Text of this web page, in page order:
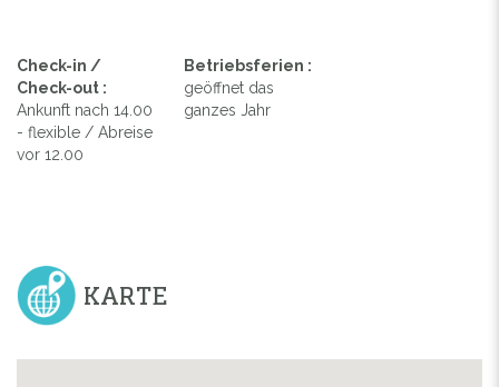
Check-in /
Check-out :
Ankunft nach 14.00
- flexible / Abreise
vor 12.00
Betriebsferien :
geöffnet das
ganzes Jahr
KARTE